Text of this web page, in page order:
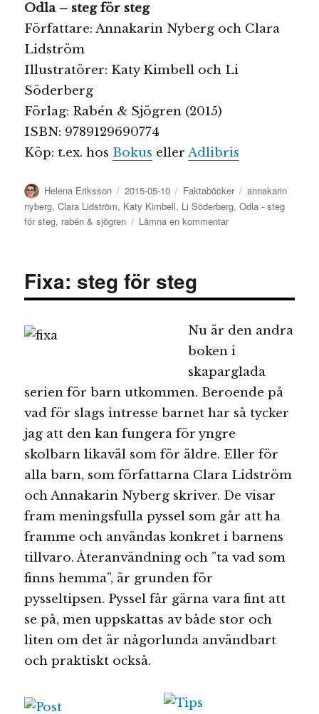
Odla – steg för steg
Författare: Annakarin Nyberg och Clara
Lidström
Illustratörer: Katy Kimbell och Li
Söderberg
Förlag: Rabén & Sjögren (2015)
ISBN: 9789129690774
Köp: t.ex. hos Bokus ellerAdlibris
Författare
Helena Eriksson
Publicerat
den
2015-05-10 Kategorier
Faktaböcker Etiketter
annakarin
nyberg,Clara Lidström, Katy Kimbell, Li Söderberg,Odla - steg
för steg, rabén & sjögren Lämna en kommentartill
steg
Fixa: steg för steg
Nu är den andra
boken i
skaparglada
serien för barn utkommen. Beroende på
vad för slags intresse barnet har så tycker
jag att den kan fungera för yngre
skolbarn likaväl som för äldre. Eller för
alla barn, som författarna Clara Lidström
och Annakarin Nyberg skriver. De visar
fram meningsfulla pyssel som går att ha
framme och användas konkret i barnens
tillvaro. Återanvändning och ”ta vad som
finns hemma”, är grunden för
pysseltipsen. Pyssel får gärna vara fint att
se på, men uppskattas av både stor och
liten om det är någorlunda användbart
och praktiskt också.